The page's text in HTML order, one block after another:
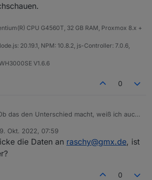
CPU G4560T, 32 GB RAM, Proxmox 8.x +
20.19.1, NPM: 10.8.2, js-Controller: 7.0.6,
V1.6.6
0
das den Unterschied macht, weiß ich auch
(per Mail) zukommen lassen, dann kann
nachschauen.
9. Okt. 2022, 07:59
von
die Daten an raschy@gmx.de, ist
0